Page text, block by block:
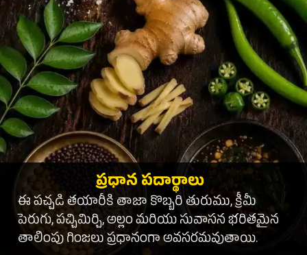
ఈ పచ్చడి తయారీకి తాజా కొబ్బరి తురుము, క్రీమీ
పెరుగు, పచ్చిమిర్చి, అల్లం మరియు సువాసన భరితమైన
తాలింపు గింజలు ప్రధానంగా అవసరమవుతాయి.
ప్రధాన పదార్థాలు